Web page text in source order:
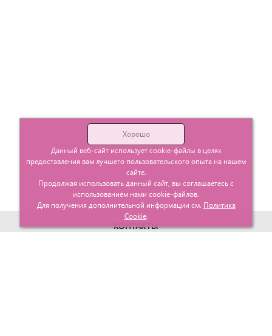
КОНТАКТЫ
Хорошо
Данный веб-сайт использует cookie-файлы в целях
предоставления вам лучшего пользовательского опыта на нашем
сайте.
Продолжая использовать данный сайт, вы соглашаетесь с
использованием нами cookie-файлов.
Для получения дополнительной информации см. Политика
Cookie.